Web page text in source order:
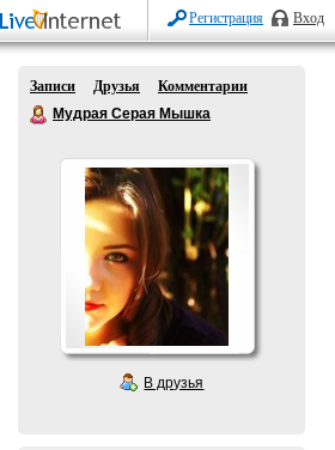
Регистрация Вход
Записи Друзья
Комментарии
Мудрая Серая Мышка
В друзья